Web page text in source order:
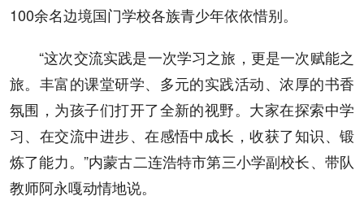
100余名边境国门学校各族青少年依依惜别。
“这次交流实践是一次学习之旅，更是一次赋能之
旅。丰富的课堂研学、多元的实践活动、浓厚的书香
氛围，为孩子们打开了全新的视野。大家在探索中学
习、在交流中进步、在感悟中成长，收获了知识、锻
炼了能力。”内蒙古二连浩特市第三小学副校长、带队
教师阿永嘎动情地说。